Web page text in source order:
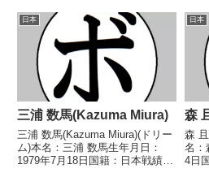
日本
三浦 数馬(Kazuma Miura)
三浦 数馬(Kazuma Miura)(ドリー
ム)本名：三浦 数馬生年月日：
1979年7月18日国籍：日本戦績：
日本
森
森
名：
4日